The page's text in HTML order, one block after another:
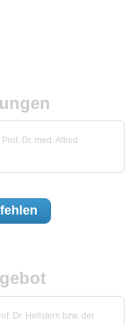
Dr. med. Alfred
Dr. Hellstern bzw. der